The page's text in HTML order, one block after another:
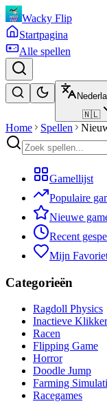
Wacky Flip
Startpagina
Alle spellen
🇳🇱
Home Spellen
Gamellijst
Populaire
Nieuwe
Recent
Mijn
Categorieën
Ragdoll Physics
Inactieve Klikker
Racen
Flipping Game
Horror
Doodle Jump
Farming
Racegames